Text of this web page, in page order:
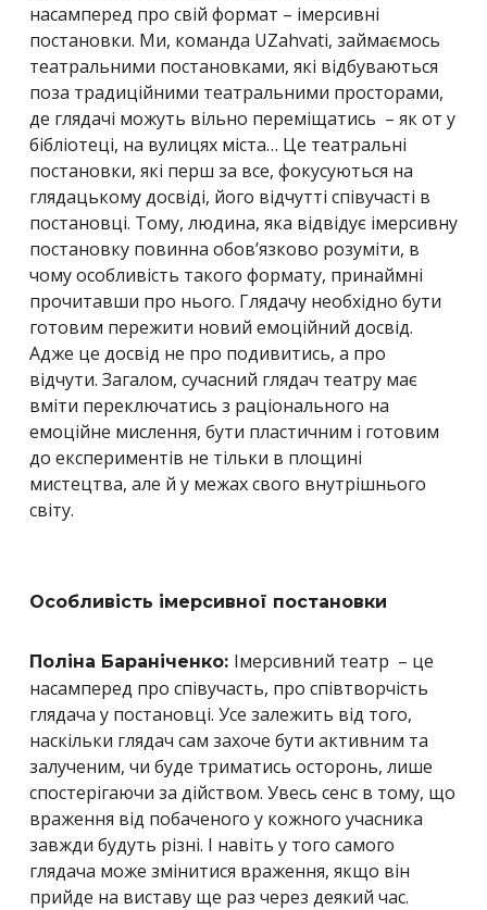
насамперед про свій формат – імерсивні
постановки. Ми, команда UZahvati, займаємось
театральними постановками, які відбуваються
поза традиційними театральними просторами,
де глядачі можуть вільно переміщатись – як от у
бібліотеці, на вулицях міста… Це театральні
постановки, які перш за все, фокусуються на
глядацькому досвіді, його відчутті співучасті в
постановці. Тому, людина, яка відвідує імерсивну
постановку повинна обов’язково розуміти, в
чому особливість такого формату, принаймні
прочитавши про нього. Глядачу необхідно бути
готовим пережити новий емоційний досвід.
Адже це досвід не про подивитись, а про
відчути. Загалом, сучасний глядач театру має
вміти переключатись з раціонального на
емоційне мислення, бути пластичним і готовим
до експериментів не тільки в площині
мистецтва, але й у межах свого внутрішнього
світу.
Особливість імерсивної постановки
Поліна Бараніченко: Імерсивний театр – це
насамперед про співучасть, про співтворчість
глядача у постановці. Усе залежить від того,
наскільки глядач сам захоче бути активним та
залученим, чи буде триматись осторонь, лише
спостерігаючи за дійством. Увесь сенс в тому, що
враження від побаченого у кожного учасника
завжди будуть різні. І навіть у того самого
глядача може змінитися враження, якщо він
прийде на виставу ще раз через деякий час.